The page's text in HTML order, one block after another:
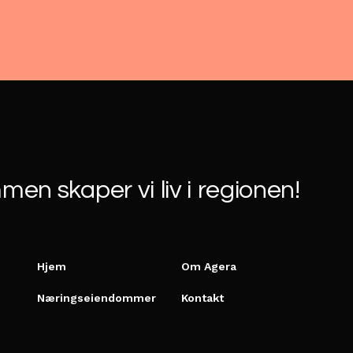
skaper vi liv i regionen!
Hjem
Næringseiendommer
Om Agera
Kontakt